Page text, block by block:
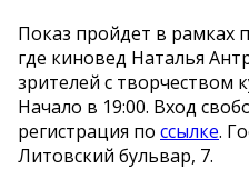
Показ пройдет в рамках
где киновед Наталья
зрителей с творчеством
Начало в 19:00. Вход
регистрация по ссылке.
Литовский бульвар, 7.